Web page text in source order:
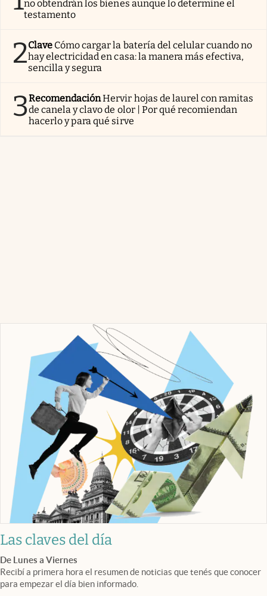
no obtendrán los bienes aunque lo determine el
testamento
2Clave Cómo cargar la batería del celular cuando no
hay electricidad en casa: la manera más efectiva,
sencilla y segura
3RecomendaciónHervir hojas de laurel con ramitas
de canela y clavo de olor | Por qué recomiendan
hacerlo y para qué sirve
Las claves del día
De Lunes a Viernes
Recibí a primera hora el resumen de noticias que tenés que conocer
para empezar el día bien informado.